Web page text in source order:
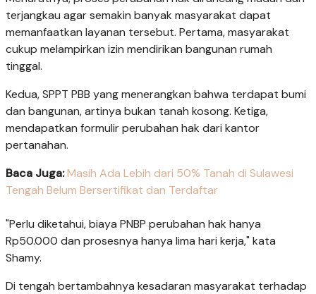
terjangkau agar semakin banyak masyarakat dapat
memanfaatkan layanan tersebut. Pertama, masyarakat
cukup melampirkan izin mendirikan bangunan rumah
tinggal.
Kedua, SPPT PBB yang menerangkan bahwa terdapat bumi
dan bangunan, artinya bukan tanah kosong. Ketiga,
mendapatkan formulir perubahan hak dari kantor
pertanahan.
Baca Juga:Masih Ada Lebih dari 50% Tanah di Sulawesi
Tengah Belum Bersertifikat dan Terdaftar
"Perlu diketahui, biaya PNBP perubahan hak hanya
Rp50.000 dan prosesnya hanya lima hari kerja," kata
Shamy.
Di tengah bertambahnya kesadaran masyarakat terhadap